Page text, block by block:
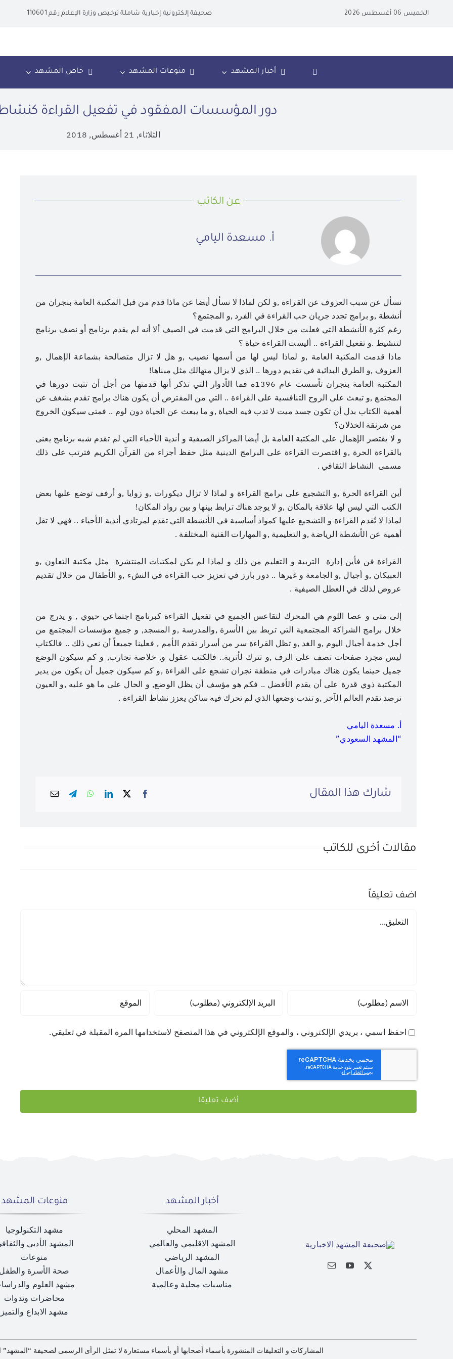
الخميس 06 أغسطس 2026 صحيفة إلكترونية إخبارية شاملة ترخيص وزارة الإعلام رقم 110601
أخبار المشهد منوعات المشهد خاص المشهد
دور المؤسسات المفقود في تفعيل القراءة
الثلاثاء, 21 أغسطس, 2018
عن الكاتب
أ. مسعدة اليامي
نسأل عن سبب العزوف عن القراءة ,و لكن لماذا لا نسأل أيضا عن ماذا قدم من قبل المكتبة العامة بنجران من
أنشطة ,و برامج تجدد جريان حب القراءة في الفرد ,و المجتمع؟
رغم كثرة الأنشطة التي فعلت من خلال البرامج التي قدمت في الصيف ألا أنه لم يقدم برنامج أو نصف برنامج
لتنشيط .و تفعيل القراءة .. أليست القراءة حياة ؟
ماذا قدمت المكتبة العامة ,و لماذا ليس لها من أسمها نصيب ,و هل لا تزال متصالحة بشماعة الإهمال ,و
العزوف ,و الطرق البدائية في تقديم دورها .. الذي لا يزال متهالك مثل مبناها!
المكتبة العامة بنجران تأسست عام 1396ه فما الأدوار التي تذكر أنها قدمتها من أجل أن تثبت دورها في
المجتمع ,و تبعث على الروح التنافسية على القراءة .. التي من المفترض أن يكون هناك برامج تقدم بشغف عن
أهمية الكتاب بدل أن تكون جسد ميت لا تدب فيه الحياة ,و ما يبعث عن الحياة دون لوم .. فمتى سيكون الخروج
من شرنقة الخذلان؟
و لا يقتصر الإهمال على المكتبة العامة بل أيضا المراكز الصيفية و أندية الأحياء التي لم تقدم شبه برنامج يعنى
بالقراءة الحرة ,و اقتصرت القراءة على البرامج الدينية مثل حفظ أجزاء من القرآن الكريم فترتب على ذلك
مسمى النشاط الثقافي .
أين القراءة الحرة ,و التشجيع على برامج القراءة و لماذا لا تزال ديكورات ,و زوايا ,و أرفف توضع عليها بعض
الكتب التي ليس لها علاقة بالمكان ,و لا يوجد هناك ترابط بينها و بين رواد المكان!
لماذا لا تُقدم القراءة و التشجيع عليها كمواد أساسية في الأنشطة التي تقدم لمرتادي أندية الأحياء .. فهي لا تقل
أهمية عن الأنشطة الرياضة ,و التعليمية ,و المهارات الفنية المختلفة .
القراءة فن فأين إدارة التربية و التعليم من ذلك و لماذا لم يكن لمكتبات المنتشرة مثل مكتبة التعاون ,و
العبيكان ,و أجيال ,و الجامعة و غيرها .. دور بارز في تعزيز حب القراءة في النشء ,و الأطفال من خلال تقديم
عروض لذلك في العطل الصيفية .
إلى متى و عصا اللوم هي المحرك لتقاعس الجميع في تفعيل القراءة كبرنامج اجتماعي حيوي , و يدرج من
خلال برامج الشراكة المجتمعية التي تربط بين الأسرة ,والمدرسة ,و المسجد, و جميع مؤسسات المجتمع من
أجل خدمة أجيال اليوم ,و الغد ,و تظل القراءة سر من أسرار تقدم الأمم , فعلينا جميعاً أن نعي ذلك .. فالكتاب
ليس مجرد صفحات تصف على الرف ,و تترك لأتربة.. فالكتب عقول و, خلاصة تجارب, و كم سيكون الوضع
جميل حينما يكون هناك مبادرات في منطقة نجران تشجع على القراءة ,و كم سيكون جميل أن يكون من يدير
المكتبة ذوي قدرة على أن يقدم الأفضل .. فكم هو مؤسف أن يظل الوضع, و الحال على ما هو عليه ,و العيون
ترصد تقدم العالم الآخر ,و تندب وضعها الذي لم تحرك فيه ساكن يعزز نشاط القراءة .
أ. مسعدة اليامي
“المشهد السعودي”
شارك هذا المقال
عدسة: هادي آل دويس
مقالات أخرى للكاتب
اضف تعليقاً
تعليق
احفظ اسمي ، بريدي الإلكتروني ، والموقع الإلكتروني في هذا المتصفح لاستخدامها المرة المقبلة في تعليقي.
أخبار المشهد
المشهد المحلي
المشهد الاقليمي والعالمي
المشهد الرياضي
مشهد المال والأعمال
مناسبات محلية وعالمية
منوعات المشهد
مشهد التكنولوجيا
المشهد الأدبي
منوعات
صحة الأسرة والطفل
مشهد العلوم
محاضرات وندوات
مشهد الابداع والتميز
المشاركات و التعليقات المنشورة بأسماء أصحابها أو بأسماء مستعارة لا تمثل الرأى الرسمى لصحيفة “المشهد”